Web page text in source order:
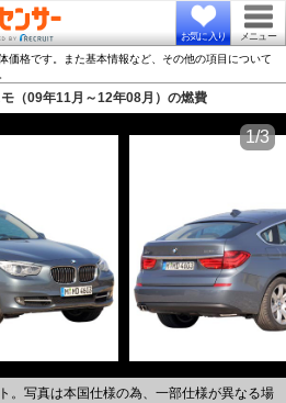
お気に入り メニュー
価格です。また基本情報など、その他の項目について
（09年11月～12年08月）の燃費
。写真は本国仕様の為、一部仕様が異なる場
1/3